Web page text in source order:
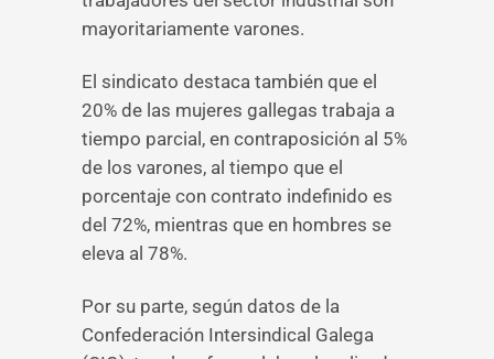
mayoritariamente varones.
El sindicato destaca también que el
20% de las mujeres gallegas trabaja a
tiempo parcial, en contraposición al 5%
de los varones, al tiempo que el
porcentaje con contrato indefinido es
del 72%, mientras que en hombres se
eleva al 78%.
Por su parte, según datos de la
Confederación Intersindical Galega